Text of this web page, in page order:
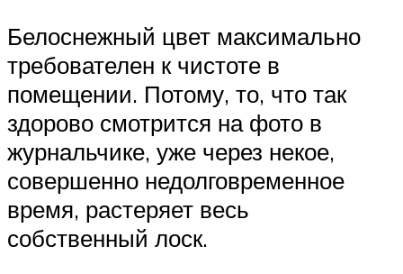
Белоснежный цвет максимально
требователен к чистоте в
помещении. Потому, то, что так
здорово смотрится на фото в
журнальчике, уже через некое,
совершенно недолговременное
время, растеряет весь
собственный лоск.